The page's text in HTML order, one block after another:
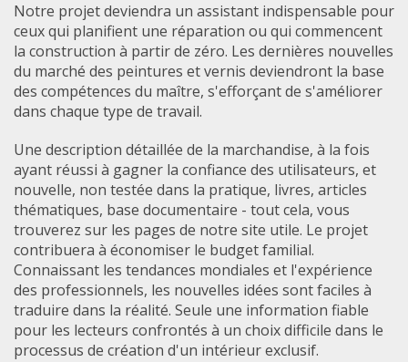
Notre projet deviendra un assistant indispensable pour
ceux qui planifient une réparation ou qui commencent
la construction à partir de zéro. Les dernières nouvelles
du marché des peintures et vernis deviendront la base
des compétences du maître, s'efforçant de s'améliorer
dans chaque type de travail.
Une description détaillée de la marchandise, à la fois
ayant réussi à gagner la confiance des utilisateurs, et
nouvelle, non testée dans la pratique, livres, articles
thématiques, base documentaire - tout cela, vous
trouverez sur les pages de notre site utile. Le projet
contribuera à économiser le budget familial.
Connaissant les tendances mondiales et l'expérience
des professionnels, les nouvelles idées sont faciles à
traduire dans la réalité. Seule une information fiable
pour les lecteurs confrontés à un choix difficile dans le
processus de création d'un intérieur exclusif.